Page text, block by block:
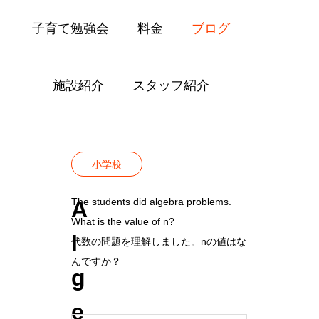
子育て勉強会 料金 ブログ
施設紹介 スタッフ紹介
小学校
A
l
g
e
The students did algebra problems.
What is the value of n?
代数の問題を理解しました。nの値はな
んですか？